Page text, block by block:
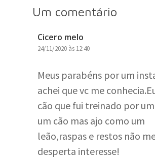
Um comentário
Cicero melo
24/11/2020 às 12:40
Meus parabéns por um
achei que vc me
cão que fui treinado por
um cão mas ajo como um
leão,raspas e restos não
desperta interesse!